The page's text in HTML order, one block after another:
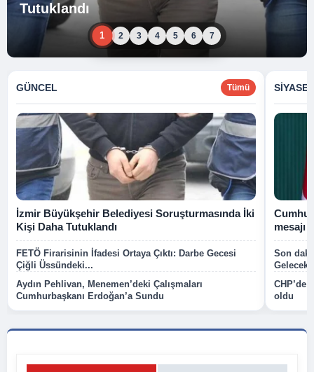
Tutuklandı
1 2 3 4 5 6 7
GÜNCEL Tümü
İzmir Büyükşehir Belediyesi Soruşturmasında İki
Kişi Daha Tutuklandı
FETÖ Firarisinin İfadesi Ortaya Çıktı: Darbe Gecesi
Çiğli Üssündeki...
Aydın Pehlivan, Menemen’deki Çalışmaları
Cumhurbaşkanı Erdoğan’a Sundu
mesajı
Son
Gelecek
CHP’de
oldu